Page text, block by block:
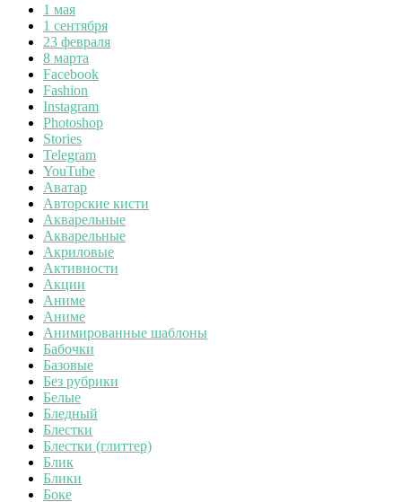
1 мая
1 сентября
23 февраля
8 марта
Facebook
Fashion
Instagram
Photoshop
Stories
Telegram
YouTube
Аватар
Авторские кисти
Акварельные
Акварельные
Акриловые
Активности
Акции
Аниме
Аниме
Анимированные шаблоны
Бабочки
Базовые
Без рубрики
Белые
Бледный
Блестки
Блестки (глиттер)
Блик
Блики
Боке